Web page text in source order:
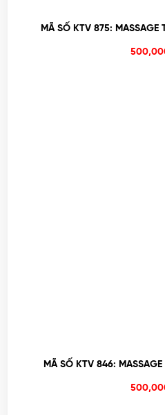
MÃ SỐ KTV 875: MASSAGE
MÃ SỐ KTV 846: